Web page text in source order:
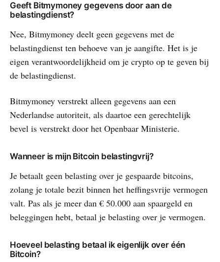
Geeft Bitmymoney gegevens door aan de
belastingdienst?
Nee, Bitmymoney deelt geen gegevens met de
belastingdienst ten behoeve van je aangifte. Het is je
eigen verantwoordelijkheid om je crypto op te geven bij
de belastingdienst.
Bitmymoney verstrekt alleen gegevens aan een
Nederlandse autoriteit, als daartoe een gerechtelijk
bevel is verstrekt door het Openbaar Ministerie.
Wanneer is mijn Bitcoin belastingvrij?
Je betaalt geen belasting over je gespaarde bitcoins,
zolang je totale bezit binnen het heffingsvrije vermogen
valt. Pas als je meer dan € 50.000 aan spaargeld en
beleggingen hebt, betaal je belasting over je vermogen.
Hoeveel belasting betaal ik eigenlijk over één
Bitcoin?